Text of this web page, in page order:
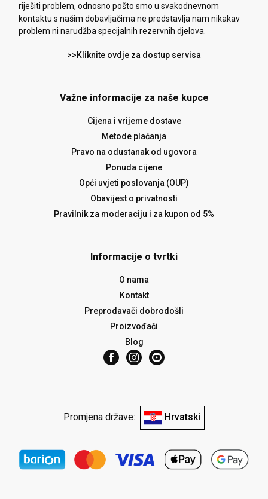
riješiti problem, odnosno pošto smo u svakodnevnom
kontaktu s našim dobavljačima ne predstavlja nam nikakav
problem ni narudžba specijalnih rezervnih djelova.
>>Kliknite ovdje za dostup servisa
Važne informacije za naše kupce
Cijena i vrijeme dostave
Metode plaćanja
Pravo na odustanak od ugovora
Ponuda cijene
Opći uvjeti poslovanja (OUP)
Obavijest o privatnosti
Pravilnik za moderaciju i za kupon od 5%
Informacije o tvrtki
O nama
Kontakt
Preprodavači dobrodošli
Proizvođači
Blog
Promjena države: Hrvatski